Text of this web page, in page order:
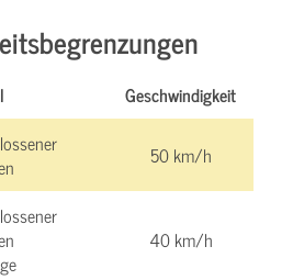
Geschwindigkeit
50 km/h
40 km/h